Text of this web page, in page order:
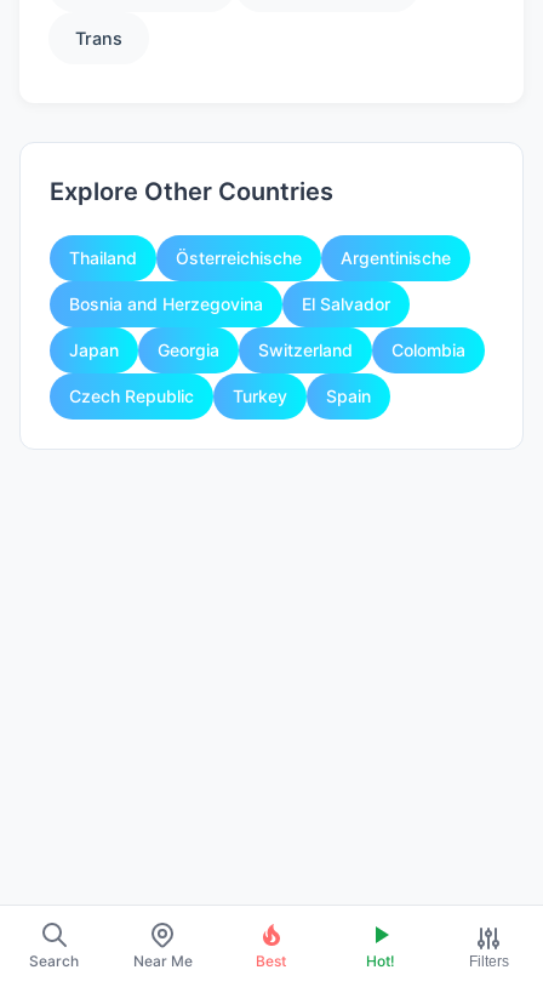
Trans
Explore Other Countries
Thailand Österreichische Argentinische
Bosnia and Herzegovina El Salvador
Japan Georgia Switzerland Colombia
Czech Republic Turkey Spain
Search Near Me Best Hot! Filters
About Us